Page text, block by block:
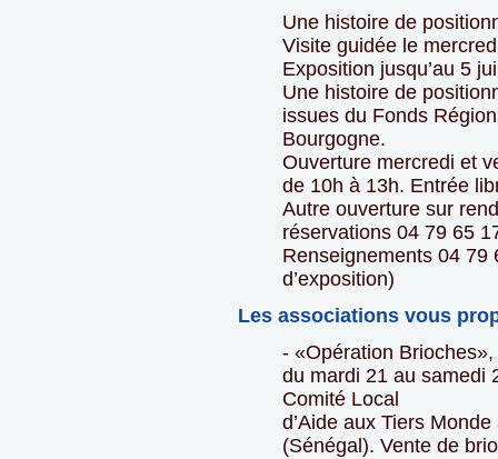
Une histoire de
Visite guidée le
Exposition jusqu’au 5
Une histoire de
issues du Fonds
Bourgogne.
Ouverture mercredi et
de 10h à 13h. Entrée
Autre ouverture sur
réservations 04 79 65
Renseignements 04 79
d’exposition)
Les associations vous
- «Opération
du mardi 21 au samedi
Comité Local
d’Aide aux Tiers
(Sénégal). Vente de